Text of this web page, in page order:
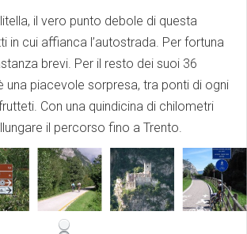
il vero punto debole di questa
in cui affianca l’autostrada. Per fortuna
brevi. Per il resto dei suoi 36
una piacevole sorpresa, tra ponti di ogni
Con una quindicina di chilometri
il percorso fino a Trento.